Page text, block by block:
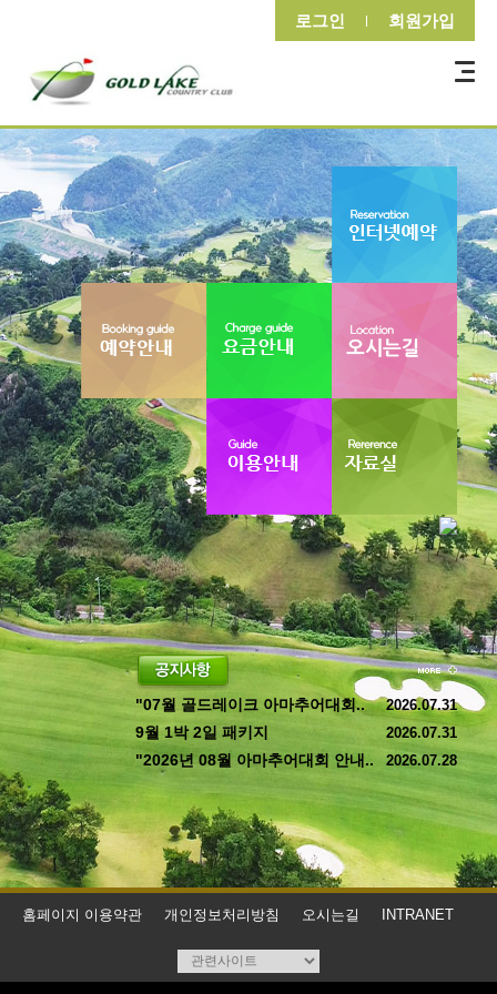
로그인 회원가입
"07월 골드레이크 아마추어대회.. 2026.07.31
9월 1박 2일 패키지 2026.07.31
"2026년 08월 아마추어대회 안내.. 2026.07.28
홈페이지 이용약관 개인정보처리방침 오시는길 INTRANET